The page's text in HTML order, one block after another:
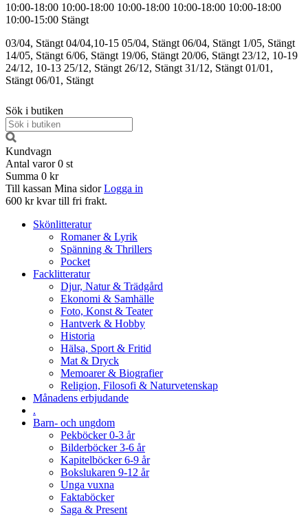
10:00-18:00 10:00-18:00 10:00-18:00 10:00-18:00 10:00-18:00
10:00-15:00 Stängt
03/04, Stängt 04/04,10-15 05/04, Stängt 06/04, Stängt 1/05, Stängt
14/05, Stängt 6/06, Stängt 19/06, Stängt 20/06, Stängt 23/12, 10-19
24/12, 10-13 25/12, Stängt 26/12, Stängt 31/12, Stängt 01/01,
Stängt 06/01, Stängt
Sök i butiken
Kundvagn
Antal varor 0 st
Summa 0 kr
Till kassan Mina sidor Logga in
600 kr kvar till fri frakt.
Skönlitteratur
Romaner & Lyrik
Spänning & Thrillers
Pocket
Facklitteratur
Djur, Natur & Trädgård
Ekonomi & Samhälle
Foto, Konst & Teater
Hantverk & Hobby
Historia
Hälsa, Sport & Fritid
Mat & Dryck
Memoarer & Biografier
Religion, Filosofi & Naturvetenskap
Månadens erbjudande
.
Barn- och ungdom
Pekböcker 0-3 år
Bilderböcker 3-6 år
Kapitelböcker 6-9 år
Bokslukaren 9-12 år
Unga vuxna
Faktaböcker
Saga & Present